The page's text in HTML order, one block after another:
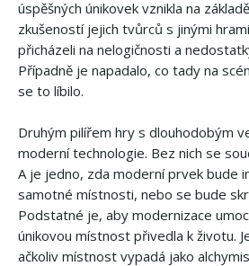
úspěšných únikovek vznikla na
zkušeností jejich tvůrců s jinými
přicházeli na nelogičnosti a
Případně je napadalo, co tady na
se to líbilo.
Druhým pilířem hry s dlouhodobým
moderní technologie. Bez nich se
A je jedno, zda moderní prvek bude
samotné místnosti, nebo se bude
Podstatné je, aby modernizace
únikovou místnost přivedla k životu.
ačkoliv místnost vypadá jako